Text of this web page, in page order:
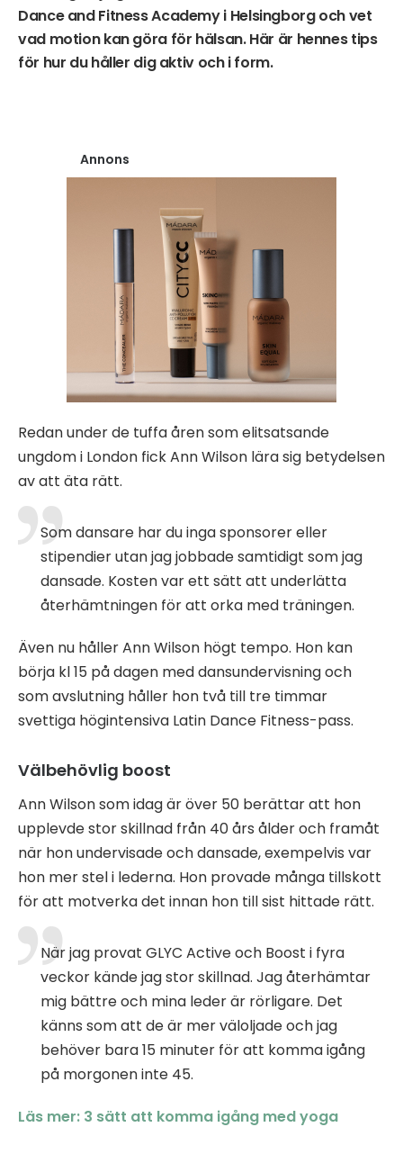
Dance and Fitness Academy i Helsingborg och vet
vad motion kan göra för hälsan. Här är hennes tips
för hur du håller dig aktiv och i form.
Annons
Redan under de tuffa åren som elitsatsande
ungdom i London fick Ann Wilson lära sig betydelsen
av att äta rätt.
Som dansare har du inga sponsorer eller
stipendier utan jag jobbade samtidigt som jag
dansade. Kosten var ett sätt att underlätta
återhämtningen för att orka med träningen.
Även nu håller Ann Wilson högt tempo. Hon kan
börja kl 15 på dagen med dansundervisning och
som avslutning håller hon två till tre timmar
svettiga högintensiva Latin Dance Fitness-pass.
Välbehövlig boost
Ann Wilson som idag är över 50 berättar att hon
upplevde stor skillnad från 40 års ålder och framåt
när hon undervisade och dansade, exempelvis var
hon mer stel i lederna. Hon provade många tillskott
för att motverka det innan hon till sist hittade rätt.
När jag provat GLYC Active och Boost i fyra
veckor kände jag stor skillnad. Jag återhämtar
mig bättre och mina leder är rörligare. Det
känns som att de är mer väloljade och jag
behöver bara 15 minuter för att komma igång
på morgonen inte 45.
Läs mer: 3 sätt att komma igång med yoga